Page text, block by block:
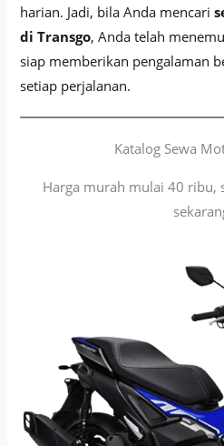
harian. Jadi, bila Anda mencari
di Transgo, Anda telah
siap memberikan pengalaman
setiap perjalanan.
Katalog Sewa
Harga murah mulai 40 ribu,